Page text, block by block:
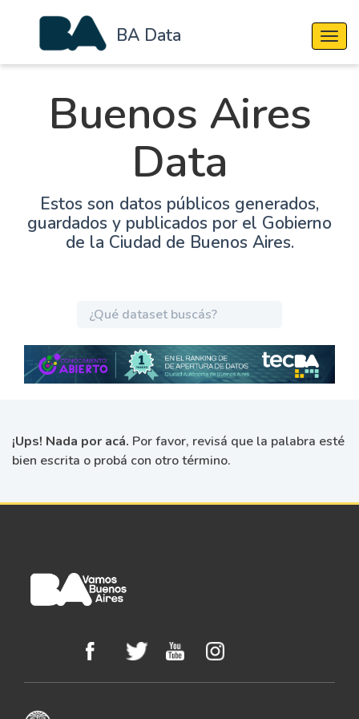
BA Data
Buenos Aires
Data
Estos son datos públicos generados,
guardados y publicados por el Gobierno
de la Ciudad de Buenos Aires.
¡Ups! Nada por acá. Por favor, revisá que la palabra esté
bien escrita o probá con otro término.